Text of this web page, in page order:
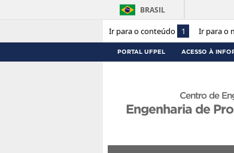
Ir para o conteúdo 1 Ir para o
BRASIL
PORTAL UFPEL ACESSO À
Centro de
Engenharia de